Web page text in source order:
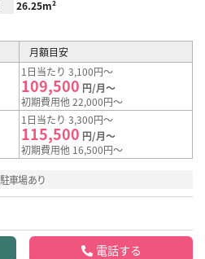
26.25m²
月額目安
1日当たり 3,100円～
109,500 円/月～
初期費用他 22,000円～
1日当たり 3,300円～
115,500 円/月～
初期費用他 16,500円～
駐車場あり
電話する